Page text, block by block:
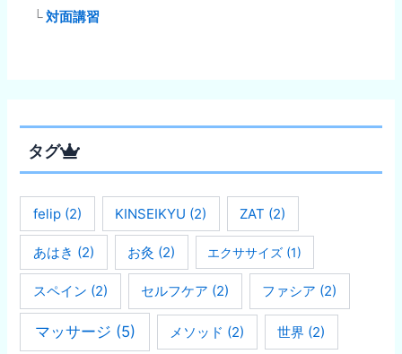
└対面講習
タグ
felip (2) KINSEIKYU (2) ZAT (2)
あはき (2) お灸 (2) エクササイズ (1)
スペイン (2) セルフケア (2) ファシア (2)
マッサージ (5) メソッド (2) 世界 (2)